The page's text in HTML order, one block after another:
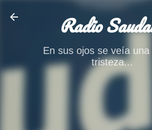
Radio
En sus ojos se veía una
tristeza...